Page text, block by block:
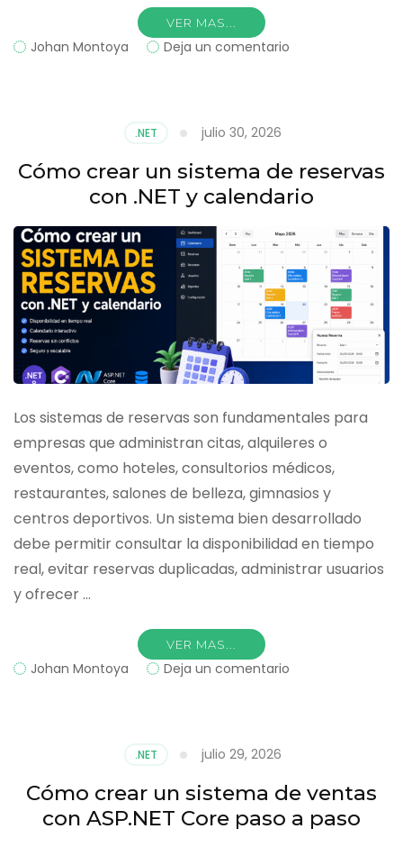
VER MAS...
Johan Montoya Deja un comentario
con
.NET
.NET julio 30, 2026
Cómo crear un sistema de reservas
con .NET y calendario
Los sistemas de reservas son fundamentales para
empresas que administran citas, alquileres o
eventos, como hoteles, consultorios médicos,
restaurantes, salones de belleza, gimnasios y
centros deportivos. Un sistema bien desarrollado
debe permitir consultar la disponibilidad en tiempo
real, evitar reservas duplicadas, administrar usuarios
y ofrecer …
VER MAS...
Johan Montoya Deja un comentario
con
.NET
.NET julio 29, 2026
Cómo crear un sistema de ventas
con ASP.NET Core paso a paso